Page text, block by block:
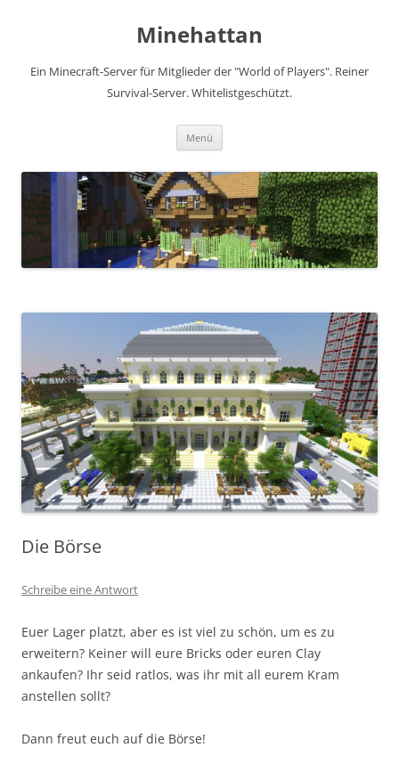
Minehattan
Ein Minecraft-Server für Mitglieder der "World of Players". Reiner
Survival-Server. Whitelistgeschützt.
Menü
Die Börse
Schreibe eine Antwort
Euer Lager platzt, aber es ist viel zu schön, um es zu
erweitern? Keiner will eure Bricks oder euren Clay
ankaufen? Ihr seid ratlos, was ihr mit all eurem Kram
anstellen sollt?
Dann freut euch auf die Börse!